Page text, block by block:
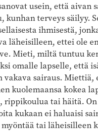
usein, että aivan
kunhan terveys säilyy.
ihmisestä,
läheisilleen, ettei ole
Mieti, miltä tuntuu
omalle lapselle, että
vakava sairaus. Miettiä,
kuolemaansa kokea
rippikoulua tai häitä. On
kukaan ei haluaisi
tai läheisilleen